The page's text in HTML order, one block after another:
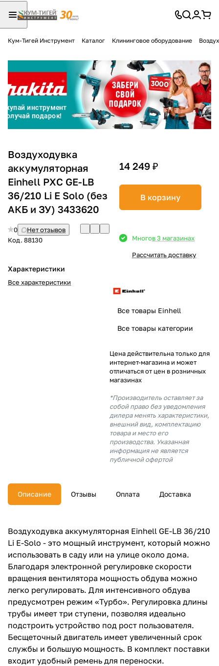
Кум-Тигей Инструмент Каталог Клининговое оборудование
Воздуходувка
аккумуляторная
Einhell PXC GE-LB
36/210 Li E Solo (без
АКБ и ЗУ) 3433620
0
Нет отзывов
Код. 88130
Характеристики
Все характеристики
14 249 ₽
В корзину
Многов 3 магазинах
Рассчитать доставку
Все товары Einhell
Все товары категории
Цена действительна только для
интернет-магазина и может
отличаться от цен в розничных
магазинах
*Производитель оставляет за
собой право без уведомления
дилера менять характеристики,
внешний вид, комплектацию
товара и место его
производства. Указанная
информация не является
публичной офертой
Описание Отзывы Оплата Доставка
Воздуходувка аккумуляторная Einhell GE-LB 36/210
Li E-Solo - это мощный инструмент, который можно
использовать в саду или на улице около дома.
Благодаря электронной регулировке скорости
вращения вентилятора мощность обдува можно
легко регулировать. Для интенсивного обдува
предусмотрен режим «Турбо». Регулировка длины
трубы имеет три ступени, позволяя идеально
подстроить устройство под рост пользователя.
Бесщеточный двигатель имеет увеличенный срок
службы и большую мощность. В комплект поставки
входит удобный ремень для переноски.
Разбейте
оплатуна части
без переплат
График платежей
Сегодня
25%
Добавляйте товары
Оплачивайте сегодня только
% картой любого банка
% будут
с вашей карты
раз в 2
недели